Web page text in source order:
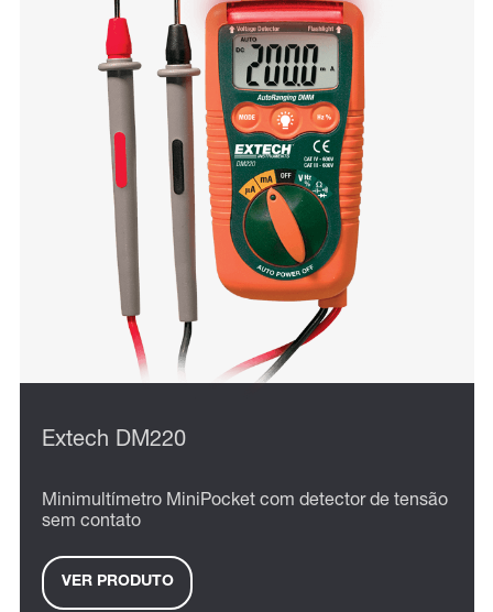
Extech DM220
Minimultímetro MiniPocket com detector de tensão
sem contato
VER PRODUTO